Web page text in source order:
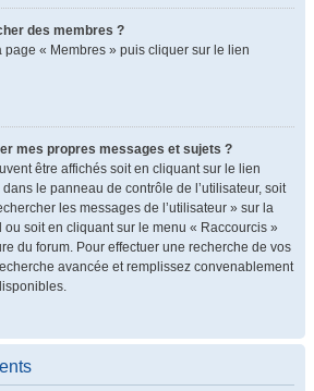
des membres ?
« Membres » puis cliquer sur le lien
mes propres messages et sujets ?
être affichés soit en cliquant sur le lien
le panneau de contrôle de l’utilisateur, soit
les messages de l’utilisateur » sur la
soit en cliquant sur le menu « Raccourcis »
du forum. Pour effectuer une recherche de vos
avancée et remplissez convenablement